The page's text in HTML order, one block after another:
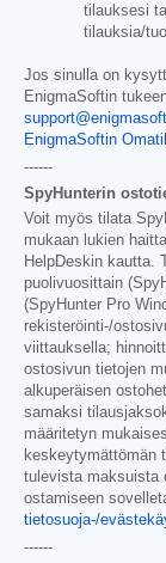
tilauksesi
tilauksia/
Jos sinulla on
EnigmaSoftin
EnigmaSoftin
------
SpyHunterin
Voit myös tilata
mukaan lukien
HelpDeskin kautta.
puolivuosittain
(SpyHunter Pro
rekisteröinti-/
viittauksella;
ostosivun tietojen
alkuperäisen
samaksi
määritetyn
keskeytymättömän
tulevista maksuista
ostamiseen
tietosuoja-/
------